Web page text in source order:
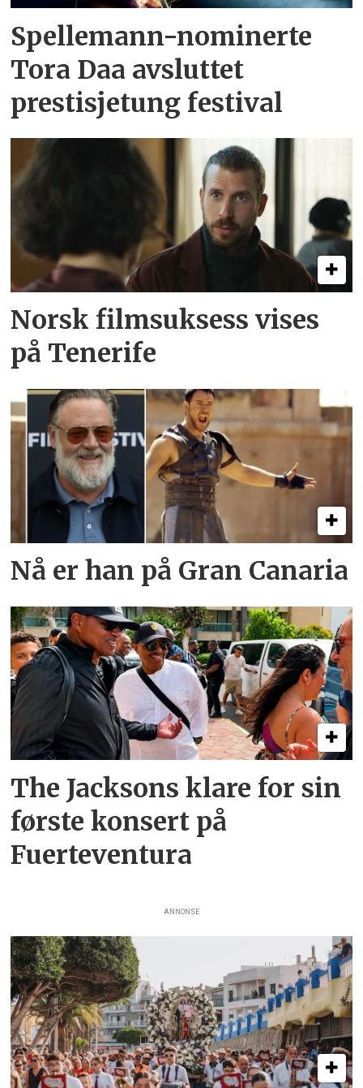
Spellemann-nominerte
Tora Daa avsluttet
prestisjetung festival
Norsk filmsuksess vises
på Tenerife
Nå er han på Gran Canaria
The Jacksons klare for sin
første konsert på
Fuerteventura
ANNONSE